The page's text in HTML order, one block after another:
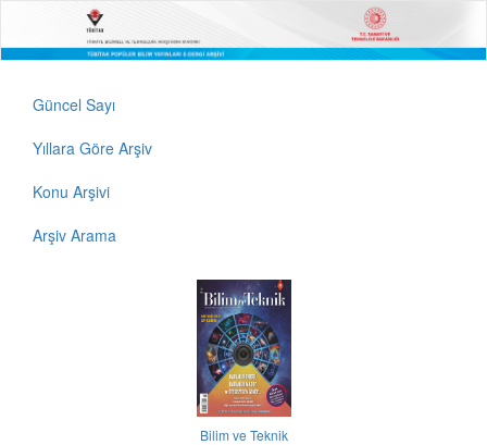
Güncel Sayı
Yıllara Göre Arşiv
Konu Arşivi
Arşiv Arama
Bilim ve Teknik